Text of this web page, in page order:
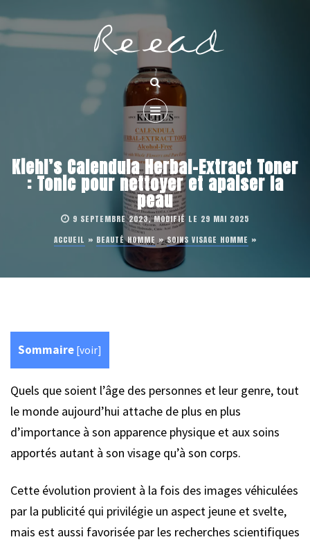
Kiehl’s Calendula Herbal-Extract Toner
: Tonic pour nettoyer et apaiser la
peau
9 SEPTEMBRE 2023, MODIFIÉ LE 29 MAI 2025
ACCUEIL » BEAUTÉ HOMME »SOINS VISAGE HOMME »
Sommaire [voir]
Quels que soient l’âge des personnes et leur genre, tout
le monde aujourd’hui attache de plus en plus
d’importance à son apparence physique et aux soins
apportés autant à son visage qu’à son corps.
Cette évolution provient à la fois des images véhiculées
par la publicité qui privilégie un aspect jeune et svelte,
mais est aussi favorisée par les recherches scientifiques